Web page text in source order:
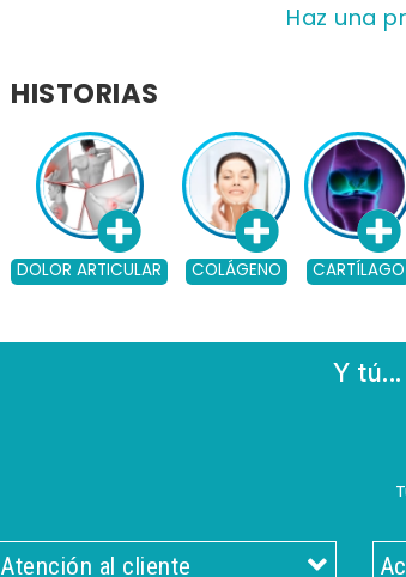
Haz una
HISTORIAS
DOLOR ARTICULAR COLÁGENO CARTÍLAGO
Y
Atención al cliente